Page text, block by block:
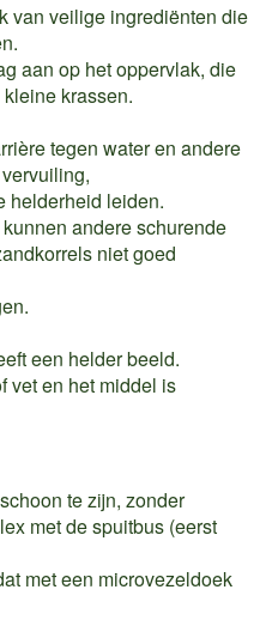
van veilige ingrediënten die
aan op het oppervlak, die
krassen.
tegen water en andere
helderheid leiden.
andere schurende
niet goed
een helder beeld.
vet en het middel is
te zijn, zonder
met de spuitbus (eerst
met een microvezeldoek